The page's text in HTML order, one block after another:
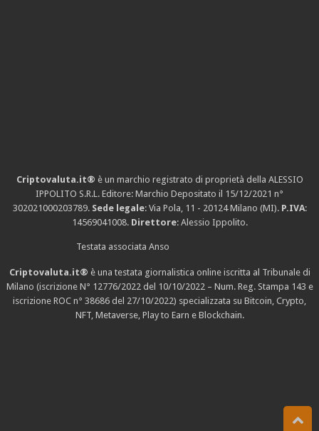
Criptovaluta.it® è un marchio registrato di proprietà della ALESSIO
IPPOLITO S.R.L. Editore: Marchio Depositato il 15/12/2021 n°
302021000203789. Sede legale: Via Pola, 11 - 20124 Milano (MI). P.IVA:
14569041008. Direttore: Alessio Ippolito.
Testata associata Anso
Criptovaluta.it® è una testata giornalistica online iscritta al Tribunale di
Milano (iscrizione N° 12776/2022 del 10/10/2022 – Num. Reg. Stampa 143 e
iscrizione ROC n° 38686 del 27/10/2022) specializzata su Bitcoin, Crypto,
NFT, Metaverse, Play to Earn e Blockchain.